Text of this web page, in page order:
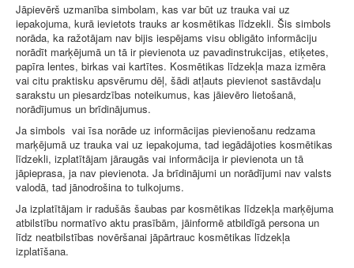
Jāpievērš uzmanība simbolam, kas var būt uz trauka vai uz
iepakojuma, kurā ievietots trauks ar kosmētikas līdzekli. Šis simbols
norāda, ka ražotājam nav bijis iespējams visu obligāto informāciju
norādīt marķējumā un tā ir pievienota uz pavadinstrukcijas, etiķetes,
papīra lentes, birkas vai kartītes. Kosmētikas līdzekļa maza izmēra
vai citu praktisku apsvērumu dēļ, šādi atļauts pievienot sastāvdaļu
sarakstu un piesardzības noteikumus, kas jāievēro lietošanā,
norādījumus un brīdinājumus.
Ja simbols vai īsa norāde uz informācijas pievienošanu redzama
marķējumā uz trauka vai uz iepakojuma, tad iegādājoties kosmētikas
līdzekli, izplatītājam jāraugās vai informācija ir pievienota un tā
jāpieprasa, ja nav pievienota. Ja brīdinājumi un norādījumi nav valsts
valodā, tad jānodrošina to tulkojums.
Ja izplatītājam ir radušās šaubas par kosmētikas līdzekļa marķējuma
atbilstību normatīvo aktu prasībām, jāinformē atbildīgā persona un
līdz neatbilstības novēršanai jāpārtrauc kosmētikas līdzekļa
izplatīšana.